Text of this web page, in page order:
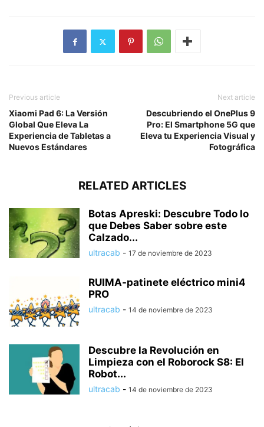
Previous article
Xiaomi Pad 6: La Versión
Global Que Eleva La
Experiencia de Tabletas a
Nuevos Estándares
Next article
Descubriendo el OnePlus 9
Pro: El Smartphone 5G que
Eleva tu Experiencia Visual y
Fotográfica
RELATED ARTICLES
Botas Apreski: Descubre Todo lo
que Debes Saber sobre este
Calzado...
ultracab - 17 de noviembre de 2023
RUIMA-patinete eléctrico mini4
PRO
ultracab - 14 de noviembre de 2023
Descubre la Revolución en
Limpieza con el Roborock S8: El
Robot...
ultracab - 14 de noviembre de 2023